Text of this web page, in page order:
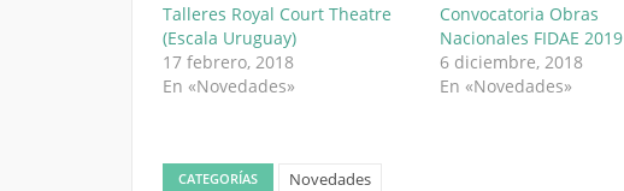
Talleres Royal Court Theatre
(Escala Uruguay)
17 febrero, 2018
En «Novedades»
Convocatoria Obras
Nacionales FIDAE 2019
6 diciembre, 2018
En «Novedades»
CATEGORÍAS Novedades